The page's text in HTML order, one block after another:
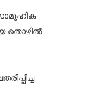
തൊഴില്‍